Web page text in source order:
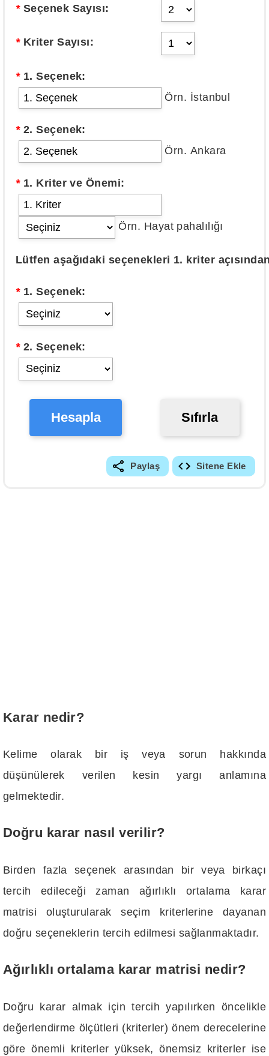
*Seçenek Sayısı:
*Kriter Sayısı:
*1. Seçenek:
Örn. İstanbul
*2. Seçenek:
Örn. Ankara
*1. Kriter ve Önemi:
Örn. Hayat pahalılığı
Lütfen aşağıdaki seçenekleri 1. kriter
*1. Seçenek:
*2. Seçenek:
Hesapla Sıfırla
Paylaş Sitene Ekle
Karar nedir?
Kelime olarak bir iş veya sorun hakkında
düşünülerek verilen kesin yargı anlamına
gelmektedir.
Doğru karar nasıl verilir?
Birden fazla seçenek arasından bir veya birkaçı
tercih edileceği zaman ağırlıklı ortalama karar
matrisi oluşturularak seçim kriterlerine dayanan
doğru seçeneklerin tercih edilmesi sağlanmaktadır.
Ağırlıklı ortalama karar matrisi nedir?
Doğru karar almak için tercih yapılırken öncelikle
değerlendirme ölçütleri (kriterler) önem derecelerine
göre önemli kriterler yüksek, önemsiz kriterler ise